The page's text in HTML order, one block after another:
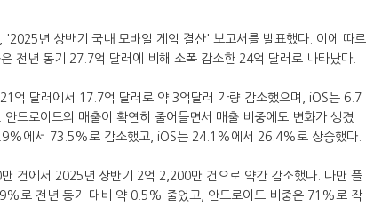
'2025년 상반기 국내 모바일 게임 결산' 보고서를 발표했다. 이에 따르
전년 동기 27.7억 달러에 비해 소폭 감소한 24억 달러로 나타났다.
억 달러에서 17.7억 달러로 약 3억달러 가량 감소했으며, iOS는 6.7
드로이드의 매출이 확연히 줄어들면서 매출 비중에도 변화가 생겼
에서 73.5%로 감소했고, iOS는 24.1%에서 26.4%로 상승했다.
건에서 2025년 상반기 2억 2,200만 건으로 약간 감소했다. 다만 플
로 전년 동기 대비 약 0.5% 줄었고, 안드로이드 비중은 71%로 작